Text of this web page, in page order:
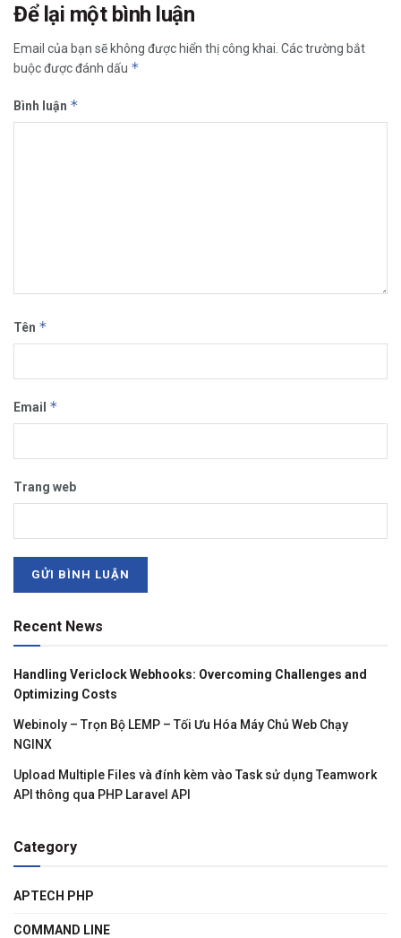
Để lại một bình luận
Email của bạn sẽ không được hiển thị công khai. Các trường bắt
buộc được đánh dấu *
Bình luận *
Tên *
Email *
Trang web
Recent News
Handling Vericlock Webhooks: Overcoming Challenges and
Optimizing Costs
Webinoly – Trọn Bộ LEMP – Tối Ưu Hóa Máy Chủ Web Chạy
NGINX
Upload Multiple Files và đính kèm vào Task sử dụng Teamwork
API thông qua PHP Laravel API
Category
APTECH PHP
COMMAND LINE